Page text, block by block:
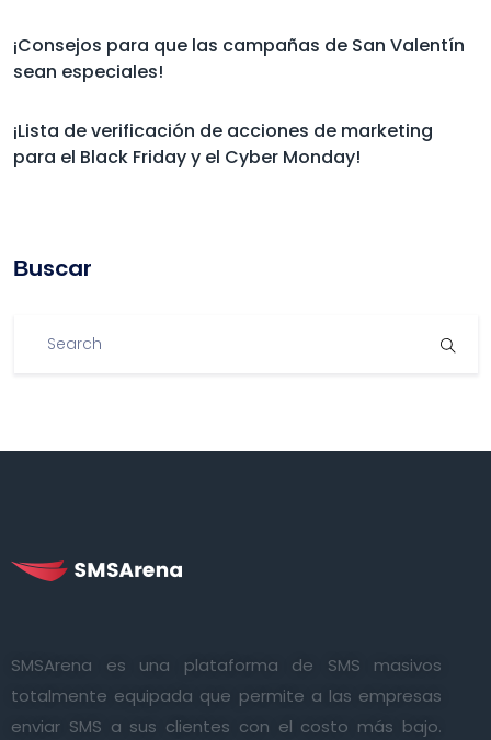
¡Consejos para que las campañas de San Valentín
sean especiales!
¡Lista de verificación de acciones de marketing
para el Black Friday y el Cyber Monday!
Βuscar
SMSArena es una plataforma de SMS masivos
totalmente equipada que permite a las empresas
enviar SMS a sus clientes con el costo más bajo.